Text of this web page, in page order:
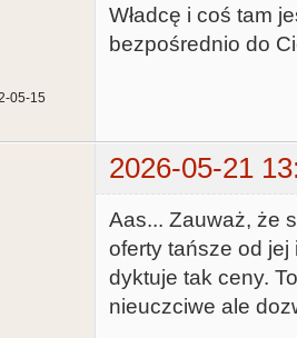
05-15
Władcę i coś tam
bezpośrednio do
2026-05-21
Aas... Zauważ, że
oferty tańsze od
dyktuje tak ceny.
nieuczciwe ale